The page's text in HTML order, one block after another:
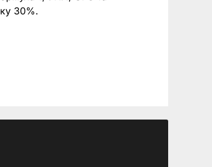
30%.